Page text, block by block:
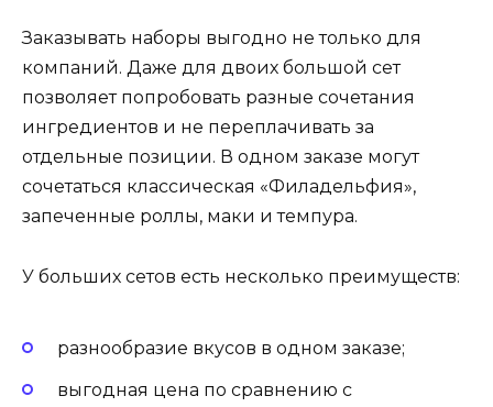
Заказывать наборы выгодно не только для
компаний. Даже для двоих большой сет
позволяет попробовать разные сочетания
ингредиентов и не переплачивать за
отдельные позиции. В одном заказе могут
сочетаться классическая «Филадельфия»,
запеченные роллы, маки и темпура.
У больших сетов есть несколько преимуществ:
разнообразие вкусов в одном заказе;
выгодная цена по сравнению с